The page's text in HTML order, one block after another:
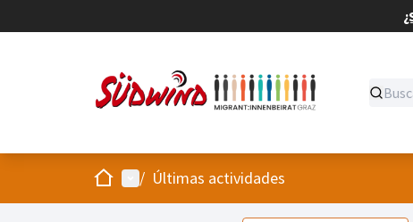
InicioMenú principal
/ Últimas actividades